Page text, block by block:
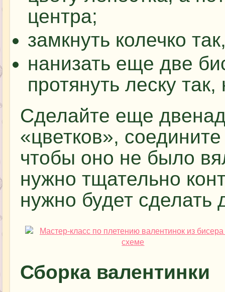
центра;
замкнуть колечко
нанизать еще две
протянуть леску
Сделайте еще
«цветков»,
чтобы оно не было
нужно тщательно
нужно будет сделать
Сборка валентинки